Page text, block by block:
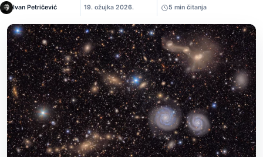
Ivan Petričević 19. ožujka 2026. 5 min čitanja